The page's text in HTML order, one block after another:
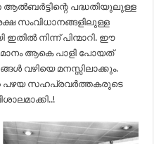
ആല്‍ബര്‍ട്ടിന്റെ പദ്ധതിയുലുള്ള
സംവിധാനങ്ങളിലുള്ള
നിന്ന് പിന്മാറി. ഈ
ആകെ പാളി പോയത്
വഴിയെ മനസ്സിലാക്കും.
പഴയ സഹപ്രവര്‍ത്തകരുടെ